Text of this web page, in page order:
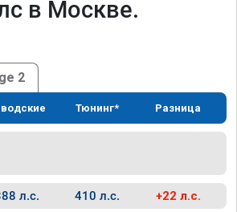
в Москве.
2
Тюнинг* Разница
л.с. 410 л.с. +22 л.с.